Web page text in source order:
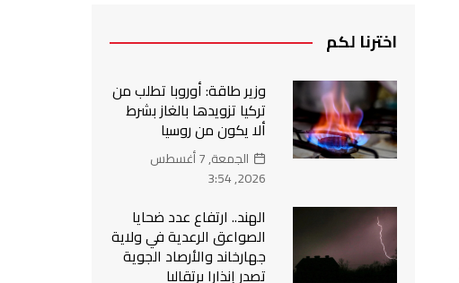
اخترنا لكم
وزير طاقة: أوروبا تطلب من
تركيا تزويدها بالغاز بشرط
ألا يكون من روسيا
الجمعة, 7 أغسطس
2026, 3:54
الهند.. ارتفاع عدد ضحايا
الصواعق الرعدية في ولاية
جهارخاند والأرصاد الجوية
تصدر إنذارا برتقاليا